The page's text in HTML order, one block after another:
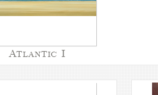
Atlantic I